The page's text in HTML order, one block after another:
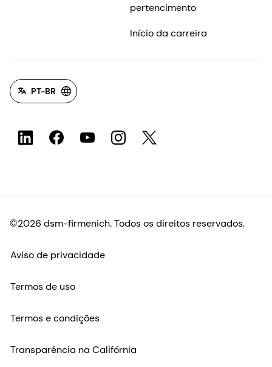
pertencimento
Início da carreira
PT-BR
©2026 dsm-firmenich. Todos os direitos reservados.
Aviso de privacidade
Termos de uso
Termos e condições
Transparência na Califórnia